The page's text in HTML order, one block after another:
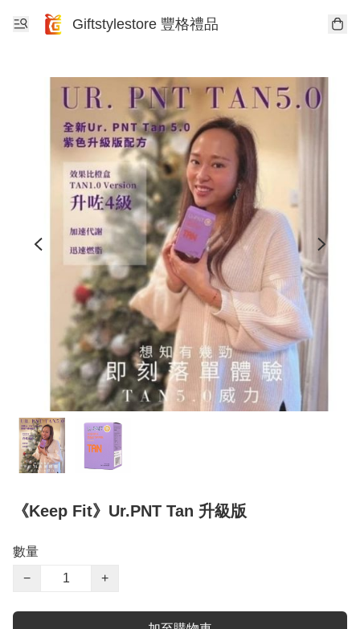
Giftstylestore 豐格禮品
《Keep Fit》Ur.PNT Tan 升級版
數量
−
+